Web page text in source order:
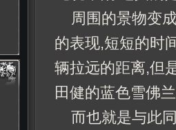
周围的景物变
的表现,短短的时
辆拉远的距离,但
田健的蓝色雪佛
而也就是与此